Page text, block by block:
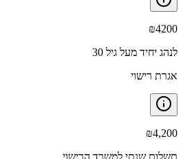
₪4200
לנהג יחיד מעל גיל 30
אגרת רישוי
₪4,200